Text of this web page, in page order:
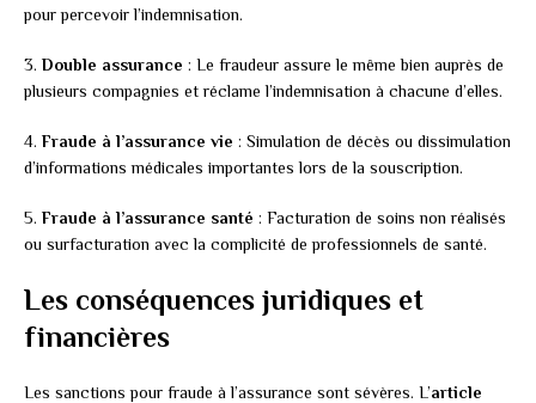
pour percevoir l’indemnisation.
3. Double assurance : Le fraudeur assure le même bien auprès de
plusieurs compagnies et réclame l’indemnisation à chacune d’elles.
4. Fraude à l’assurance vie : Simulation de décès ou dissimulation
d’informations médicales importantes lors de la souscription.
5. Fraude à l’assurance santé : Facturation de soins non réalisés
ou surfacturation avec la complicité de professionnels de santé.
Les conséquences juridiques et
financières
Les sanctions pour fraude à l’assurance sont sévères. L’article